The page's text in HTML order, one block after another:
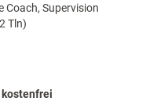
Coach, Supervision
Tln)
kostenfrei